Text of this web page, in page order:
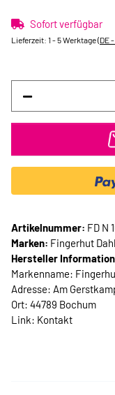
Sofort verfügbar
Lieferzeit: 1 - 5 Werktage(DE
Artikelnummer: FD N
Marken: Fingerhut
Hersteller
Markenname:
Adresse: Am
Ort: 44789 Bochum
Link: Kontakt